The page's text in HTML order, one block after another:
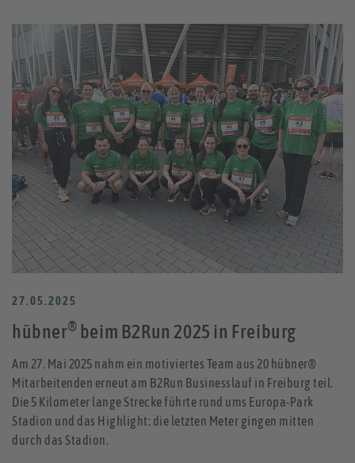
27.05.2025
hübner® beim B2Run 2025 in Freiburg
Am 27. Mai 2025 nahm ein motiviertes Team aus 20 hübner®
Mitarbeitenden erneut am B2Run Businesslauf in Freiburg teil.
Die 5 Kilometer lange Strecke führte rund ums Europa-Park
Stadion und das Highlight: die letzten Meter gingen mitten
durch das Stadion.